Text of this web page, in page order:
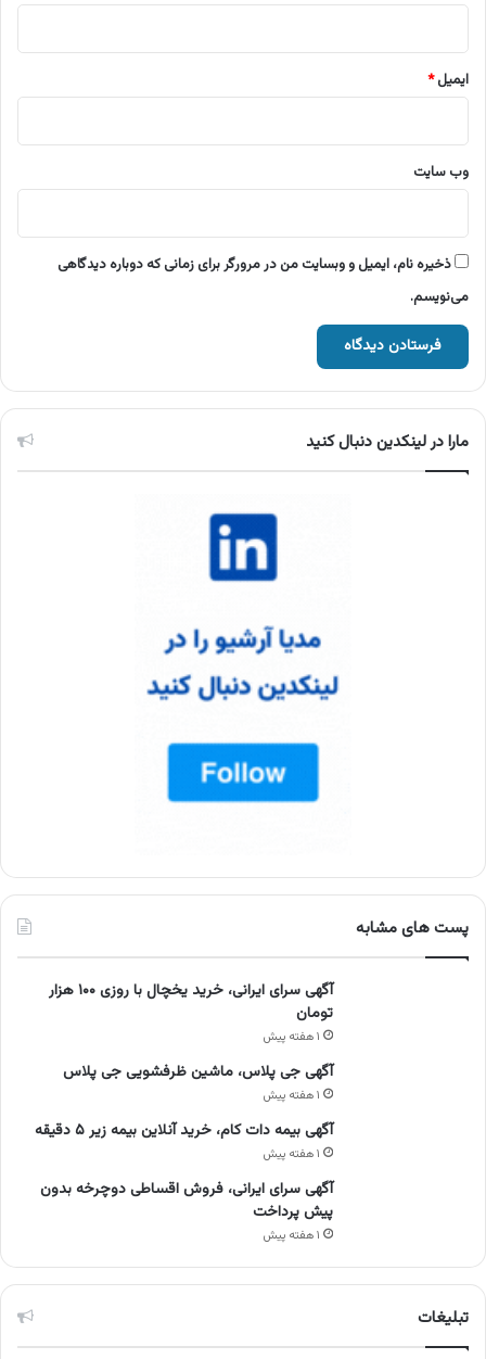
ایمیل*
وب‌ سایت
ذخیره نام، ایمیل و وبسایت من در مرورگر برای زمانی که دوباره دیدگاهی
می‌نویسم.
مارا در لینکدین دنبال کنید
پست های مشابه
آگهی سرای ایرانی، خرید یخچال با روزی ۱۰۰ هزار
تومان
۱ هفته پیش
آگهی جی پلاس، ماشین ظرفشویی جی پلاس
۱ هفته پیش
آگهی بیمه دات کام، خرید آنلاین بیمه زیر ۵ دقیقه
۱ هفته پیش
آگهی سرای ایرانی، فروش اقساطی دوچرخه بدون
پیش پرداخت
۱ هفته پیش
تبلیغات